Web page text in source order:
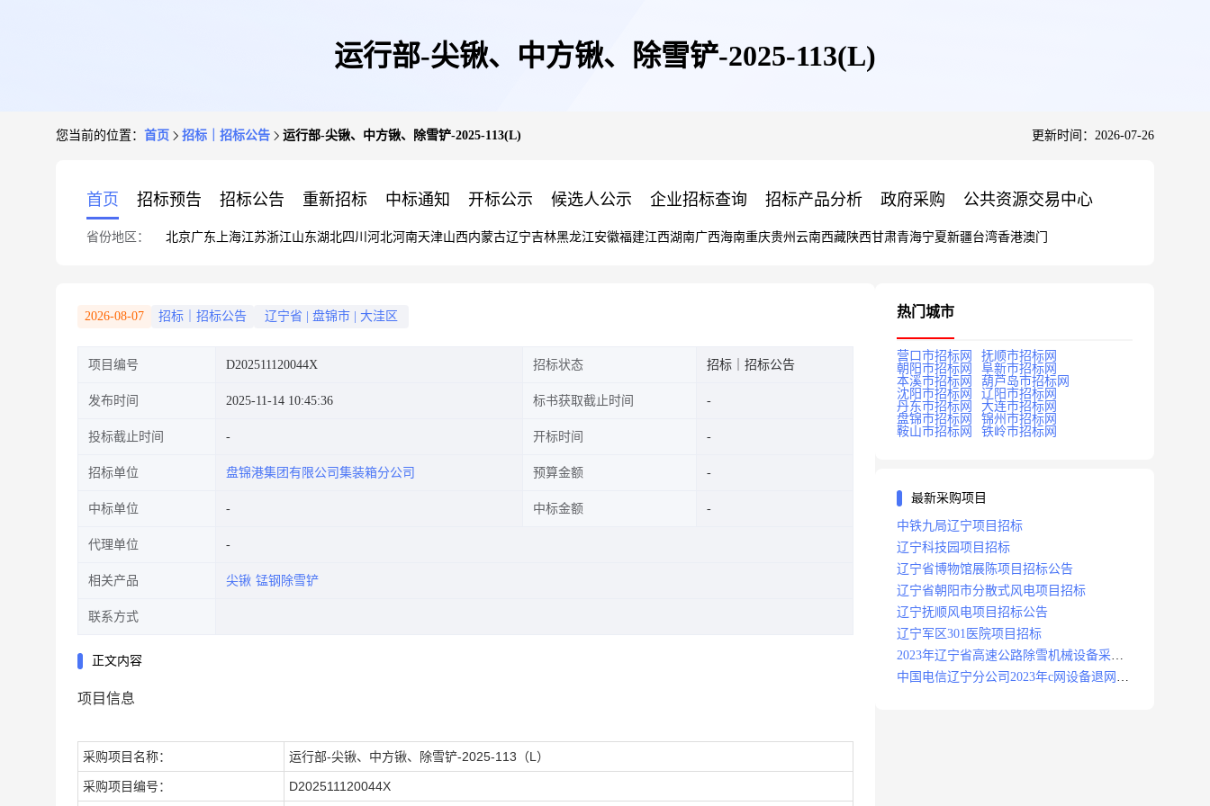
运行部-尖锹、中方锹、除雪铲-2025-113(L)
您当前的位置： 首页 招标｜招标公告 运行部-尖锹、中方锹、除雪铲-2025-113(L) 更新时间：2026-07-26
首页 招标预告 招标公告 重新招标 中标通知 开标公示 候选人公示 企业招标查询 招标产品分析 政府采购 公共资源交易中心
省份地区： 北京广东 上海江苏浙江山东湖北四川 河北河南天津山西内蒙古辽宁吉林黑龙江安徽福建江西湖南广西海南重庆贵州 云南西藏陕西甘肃青海宁夏新疆台湾香港澳门
2026-08-07 招标｜招标公告 辽宁省 盘锦市 大洼区
项目编号 D202511120044X 招标状态 招标｜招标公告
发布时间 2025-11-14 10:45:36 标书获取截止时间
投标截止时间 开标时间
招标单位 盘锦港集团有限公司集装箱分公司 预算金额
中标单位 中标金额
代理单位
相关产品 尖锹 锰钢除雪铲
联系方式
正文内容
项目信息
采购项目名称： 运行部-尖锹、中方锹、除雪铲-2025-113（L）
采购项目编号： D202511120044X
热门城市
营口市招标网
抚顺市招标网
朝阳市招标网
阜新市招标网
本溪市招标网
葫芦岛市招标网
沈阳市招标网
辽阳市招标网
丹东市招标网
大连市招标网
盘锦市招标网
锦州市招标网
鞍山市招标网
铁岭市招标网
最新采购项目
中铁九局辽宁项目招标
辽宁科技园项目招标
辽宁省博物馆展陈项目招标公告
辽宁省朝阳市分散式风电项目招标
辽宁抚顺风电项目招标公告
辽宁军区301医院项目招标
2023年辽宁省高速公路除雪机械设备采购
项目招标招标公告
中国电信辽宁分公司2023年c网设备退网拆